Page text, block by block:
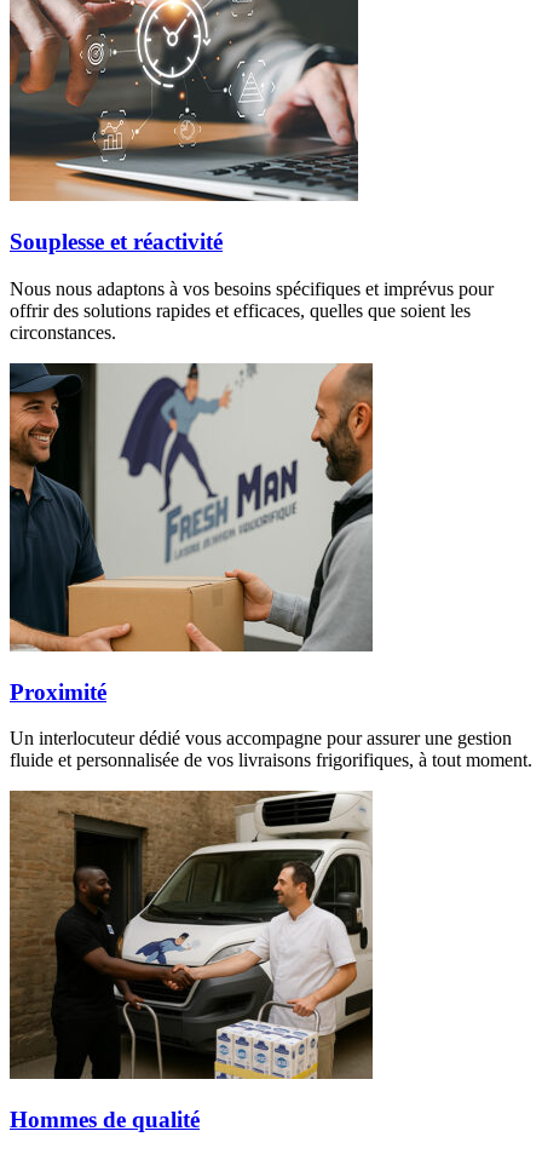
Souplesse et réactivité
Nous nous adaptons à vos besoins spécifiques et imprévus pour
offrir des solutions rapides et efficaces, quelles que soient les
circonstances.
Proximité
Un interlocuteur dédié vous accompagne pour assurer une gestion
fluide et personnalisée de vos livraisons frigorifiques, à tout moment.
Hommes de qualité